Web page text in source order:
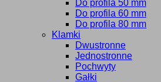
Do profila 50 mm
Do profila 60 mm
Do profila 80 mm
Klamki
Dwustronne
Jednostronne
Pochwyty
Gałki